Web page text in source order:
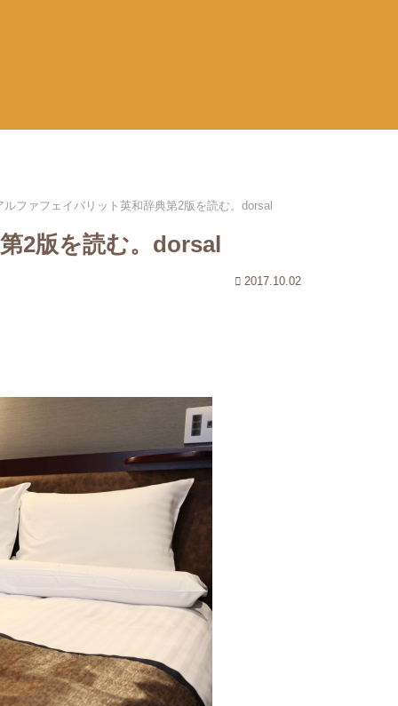
ルファフェイバリット英和辞典第2版を読む。dorsal
2版を読む。dorsal
2017.10.02